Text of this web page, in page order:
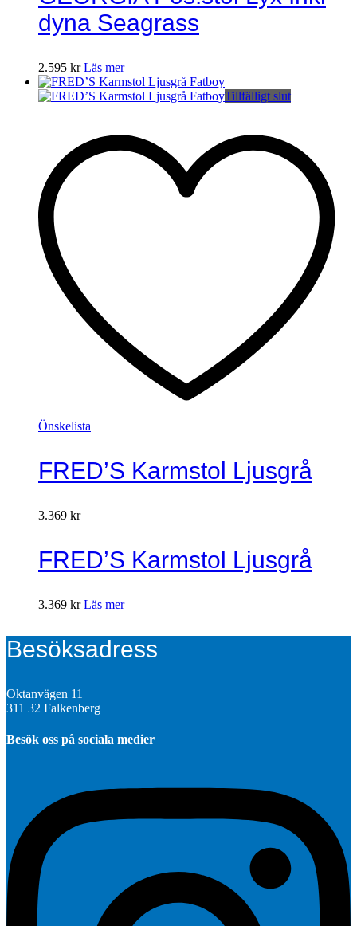
dyna Seagrass
2.595 kr Läs mer
Tillfälligt slut
Önskelista
FRED’S Karmstol Ljusgrå
3.369 kr
FRED’S Karmstol Ljusgrå
3.369 kr Läs mer
Besöksadress
Oktanvägen 11
311 32 Falkenberg
Besök oss på sociala medier